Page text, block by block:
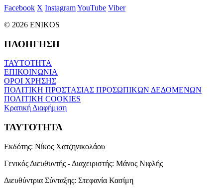
Facebook X InstagramYouTube Viber
© 2026 ENIKOS
ΠΛΟΗΓΗΣΗ
ΤΑΥΤΟΤΗΤΑ
ΕΠΙΚΟΙΝΩΝΙΑ
ΟΡΟΙ ΧΡΗΣΗΣ
ΠΟΛΙΤΙΚΗ ΠΡΟΣΤΑΣΙΑΣ ΠΡΟΣΩΠΙΚΩΝ ΔΕΔΟΜΕΝΩΝ
ΠΟΛΙΤΙΚΗ COOKIES
Κρατική Διαφήμιση
ΤΑΥΤΟΤΗΤΑ
Εκδότης: Νίκος Χατζηνικολάου
Γενικός Διευθυντής - Διαχειριστής: Μάνος Νιφλής
Διευθύντρια Σύνταξης: Στεφανία Κασίμη